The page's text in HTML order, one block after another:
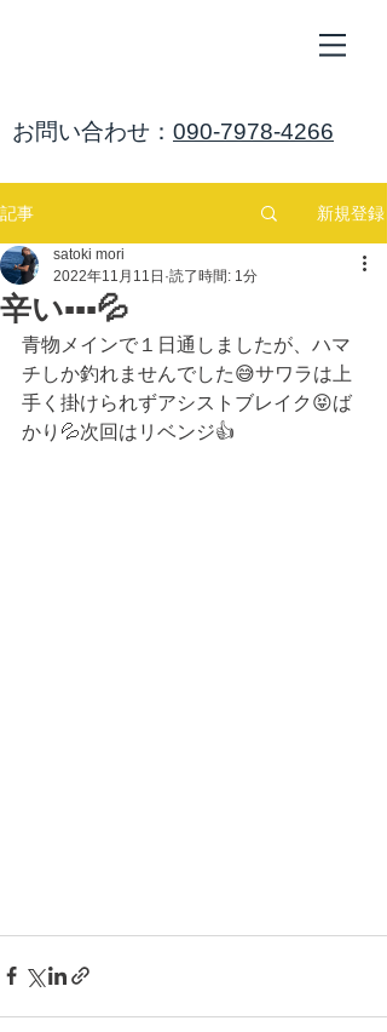
​お問い合わせ： 090-7978-4266
記事 新規登録
辛い▪️▪️▪️💦
satoki mori
2022年11月11日 読了時間: 1分
青物メインで１日通しましたが、ハマ
チしか釣れませんでした😅サワラは上
手く掛けられずアシストブレイク😝ば
かり💦次回はリベンジ👍